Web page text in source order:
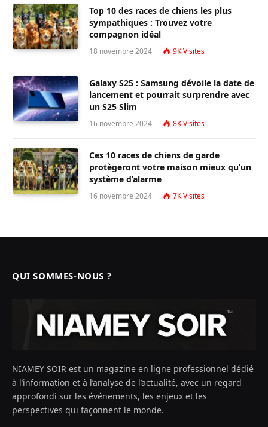
Top 10 des races de chiens les plus
sympathiques : Trouvez votre
compagnon idéal
18 novembre 2024 9KVisites
Galaxy S25 : Samsung dévoile la date de
lancement et pourrait surprendre avec
un S25 Slim
16 novembre 2024 8KVisites
Ces 10 races de chiens de garde
protègeront votre maison mieux qu’un
système d’alarme
16 novembre 2024 7KVisites
QUI SOMMES-NOUS ?
NIAMEY SOIR est un magazine en ligne professionnel dédié
à l’information et à l’analyse de l’actualité, avec un regard
approfondi sur les événements, les enjeux et les
perspectives qui façonnent le monde.